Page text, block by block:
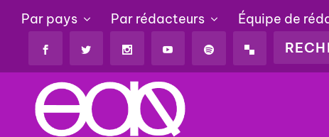
Par pays Par rédacteurs Équipe de